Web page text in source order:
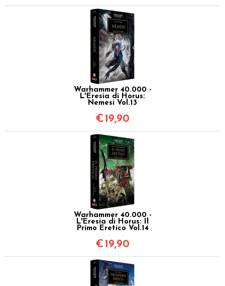
Warhammer 40.000 -
L'Eresia di Horus:
Nemesi Vol.13
€ 19,90
Warhammer 40.000 -
L'Eresia di Horus: Il
Primo Eretico Vol.14
€ 19,90